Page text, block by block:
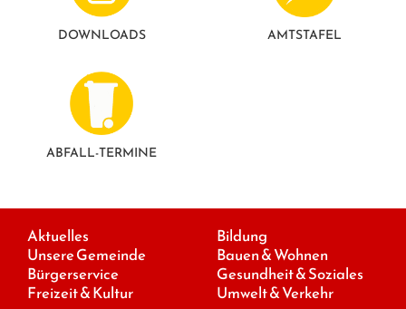
DOWNLOADS AMTSTAFEL
ABFALL-TERMINE
Aktuelles
Unsere Gemeinde
Bürgerservice
Freizeit & Kultur
Bildung
Bauen & Wohnen
Gesundheit & Soziales
Umwelt & Verkehr